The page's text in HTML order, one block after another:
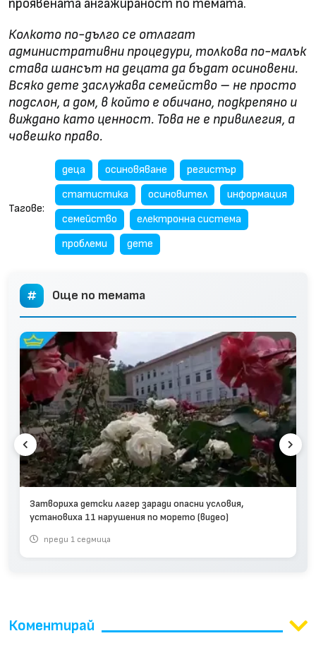
проявената ангажираност по темата.
Колкото по-дълго се отлагат
административни процедури, толкова по-малък
става шансът на децата да бъдат осиновени.
Всяко дете заслужава семейство – не просто
подслон, а дом, в който е обичано, подкрепяно и
виждано като ценност. Това не е привилегия, а
човешко право.
Тагове:
деца осиновяване
регистър
статистика
осиновител
информация
семейство
електронна система
проблеми
дете
Още по темата
Затвориха детски лагер заради опасни условия,
установиха 11 нарушения по морето (видео)
преди 1 седмица
Коментирай